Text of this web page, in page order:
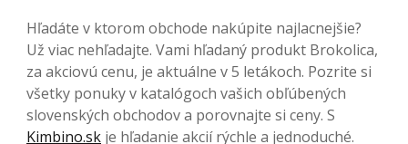
Hľadáte v ktorom obchode nakúpite najlacnejšie?
Už viac nehľadajte. Vami hľadaný produkt Brokolica,
za akciovú cenu, je aktuálne v 5 letákoch. Pozrite si
všetky ponuky v katalógoch vašich obľúbených
slovenských obchodov a porovnajte si ceny. S
Kimbino.sk je hľadanie akcií rýchle a jednoduché.